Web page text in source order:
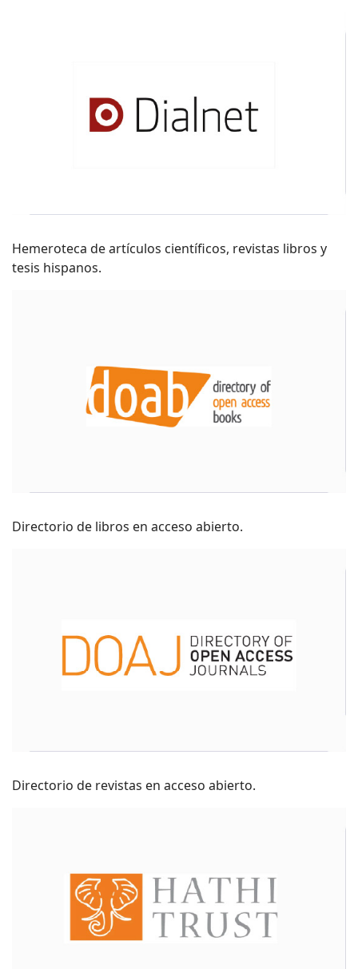
Hemeroteca de artículos científicos, revistas libros y
tesis hispanos.
Directorio de libros en acceso abierto.
Directorio de revistas en acceso abierto.